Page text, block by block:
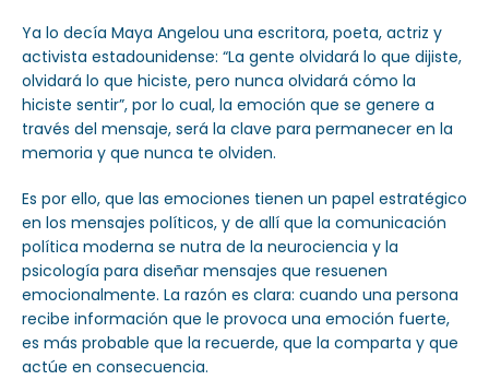
Ya lo decía Maya Angelou una escritora, poeta, actriz y
activista estadounidense: “La gente olvidará lo que dijiste,
olvidará lo que hiciste, pero nunca olvidará cómo la
hiciste sentir”, por lo cual, la emoción que se genere a
través del mensaje, será la clave para permanecer en la
memoria y que nunca te olviden.
Es por ello, que las emociones tienen un papel estratégico
en los mensajes políticos, y de allí que la comunicación
política moderna se nutra de la neurociencia y la
psicología para diseñar mensajes que resuenen
emocionalmente. La razón es clara: cuando una persona
recibe información que le provoca una emoción fuerte,
es más probable que la recuerde, que la comparta y que
actúe en consecuencia.